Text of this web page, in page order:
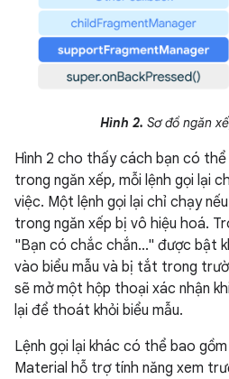
Hình 2. Sơ đồ ngăn
Hình 2 cho thấy cách bạn có thể
trong ngăn xếp, mỗi lệnh gọi lại
việc. Một lệnh gọi lại chỉ chạy
trong ngăn xếp bị vô hiệu hoá.
"Bạn có chắc chắn..." được bật
vào biểu mẫu và bị tắt trong
sẽ mở một hộp thoại xác nhận
lại để thoát khỏi biểu mẫu.
Lệnh gọi lại khác có thể bao
Material hỗ trợ tính năng xem